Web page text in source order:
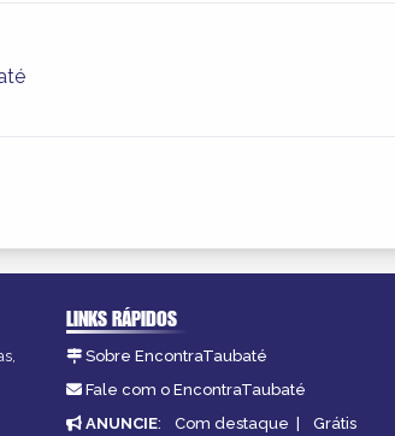
LINKS RÁPIDOS
Sobre EncontraTaubaté
Fale com o EncontraTaubaté
ANUNCIE: Com destaque | Grátis